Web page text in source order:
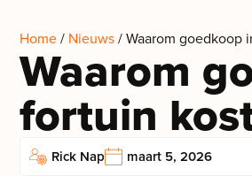
Home/ Nieuws/ Waarom goedkoop
Waarom
fortuin
Rick Nap maart 5, 2026